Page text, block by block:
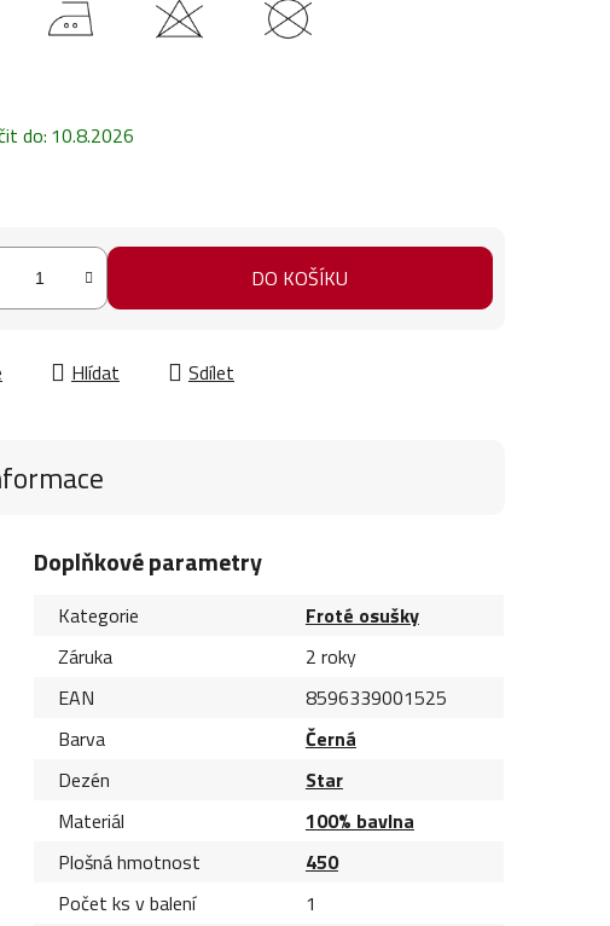
do: 10.8.2026
DO KOŠÍKU
Hlídat Sdílet
Doplňkové parametry
Kategorie
Froté osušky
Záruka
2 roky
EAN
8596339001525
Barva
Černá
Dezén
Star
Materiál
100% bavlna
Plošná hmotnost
450
Počet ks v balení
1